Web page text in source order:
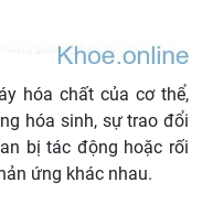
hóa chất của cơ thể,
hóa sinh, sự trao đổi
bị tác động hoặc rối
ứng khác nhau.